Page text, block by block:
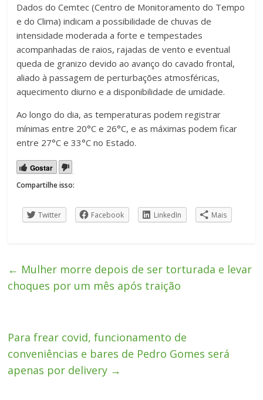
Dados do Cemtec (Centro de Monitoramento do Tempo
e do Clima) indicam a possibilidade de chuvas de
intensidade moderada a forte e tempestades
acompanhadas de raios, rajadas de vento e eventual
queda de granizo devido ao avanço do cavado frontal,
aliado à passagem de perturbações atmosféricas,
aquecimento diurno e a disponibilidade de umidade.
Ao longo do dia, as temperaturas podem registrar
mínimas entre 20°C e 26°C, e as máximas podem ficar
entre 27°C e 33°C no Estado.
Gostar
Compartilhe isso:
Twitter Facebook LinkedIn Mais
← Mulher morre depois de ser torturada e levar
choques por um mês após traição
Para frear covid, funcionamento de
conveniências e bares de Pedro Gomes será
apenas por delivery →